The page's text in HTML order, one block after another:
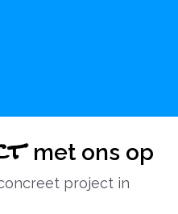
met ons op
project in